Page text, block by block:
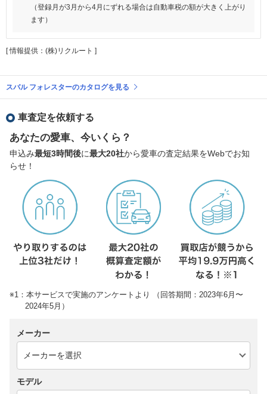
（登録月が3月から4月にずれる場合は自動車税の額が大きく上がり
ます）
[ 情報提供：(株)リクルート ]
スバル フォレスターのカタログを見る
車査定を依頼する
あなたの愛車、今いくら？
申込み最短3時間後に最大20社から愛車の査定結果をWebでお知
らせ！
※1：本サービスで実施のアンケートより （回答期間：2023年6月〜
2024年5月）
メーカー
モデル